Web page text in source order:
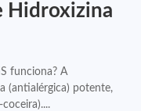
Hidroxizina
funciona? A
(antialérgica) potente,